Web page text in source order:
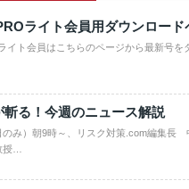
ライト会員用ダウンロード
イト会員はこちらのページから最新号を
斬る！今週のニュース解説
のみ）朝9時～、リスク対策.com編集長
授…